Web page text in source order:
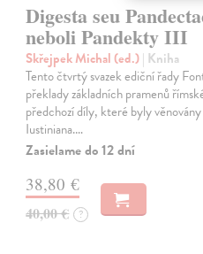
Digesta seu
neboli Pandekty III
Skřejpek Michal (ed.)| Kniha
Tento čtvrtý svazek ediční řady
překlady základních pramenů
předchozí díly, které byly
Iustiniana.…
Zasielame do 12 dní
38,80 €
40,00 € ?